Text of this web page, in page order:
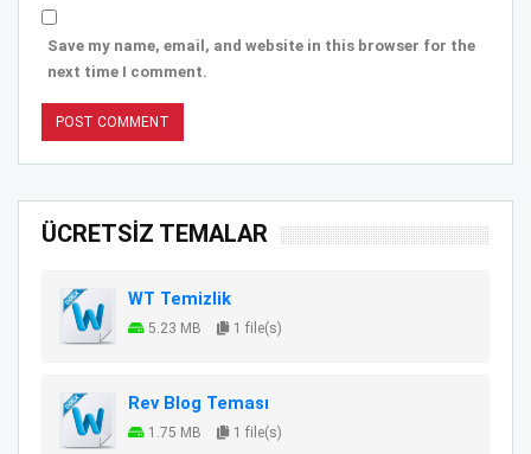
Save my name, email, and website in this browser for the
next time I comment.
ÜCRETSİZ TEMALAR
WT Temizlik
5.23 MB 1 file(s)
Rev Blog Teması
1.75 MB 1 file(s)